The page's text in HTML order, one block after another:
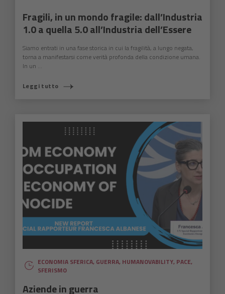
Fragili, in un mondo fragile: dall’Industria
1.0 a quella 5.0 all’Industria dell’Essere
Siamo entrati in una fase storica in cui la fragilità, a lungo negata,
torna a manifestarsi come verità profonda della condizione umana.
In un ...
Leggi tutto
ECONOMIA SFERICA, GUERRA, HUMANOVABILITY, PACE,
SFERISMO
Aziende in guerra